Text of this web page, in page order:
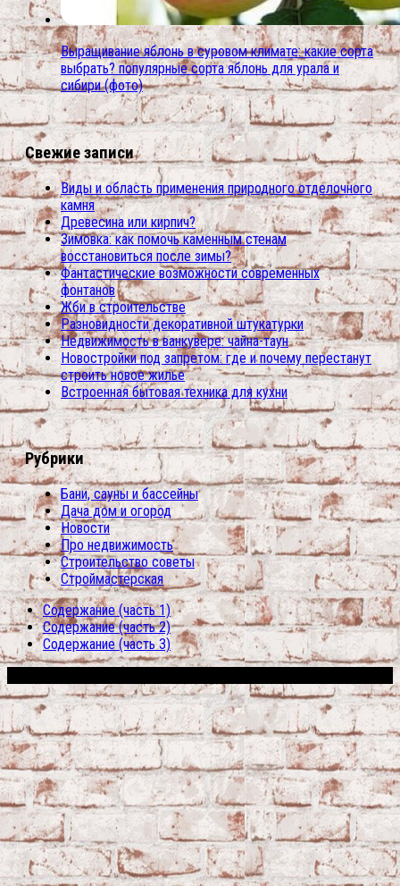
Выращивание яблонь в суровом климате: какие сорта
выбрать? популярные сорта яблонь для урала и
сибири (фото)
Свежие записи
Виды и область применения природного отделочного
камня
Древесина или кирпич?
Зимовка: как помочь каменным стенам
восстановиться после зимы?
Фантастические возможности современных
фонтанов
Жби в строительстве
Разновидности декоративной штукатурки
Недвижимость в ванкувере: чайна-таун
Новостройки под запретом: где и почему перестанут
строить новое жилье
Встроенная бытовая техника для кухни
Рубрики
Бани, сауны и бассейны
Дача дом и огород
Новости
Про недвижимость
Строительство советы
Строймастерская
Содержание (часть 1)
Содержание (часть 2)
Содержание (часть 3)